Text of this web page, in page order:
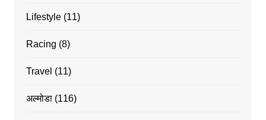
Lifestyle(11)
Racing (8)
Travel (11)
अल्मोडा(116)